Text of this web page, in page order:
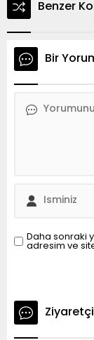
Benzer
Bir
Daha sonraki
adresim ve